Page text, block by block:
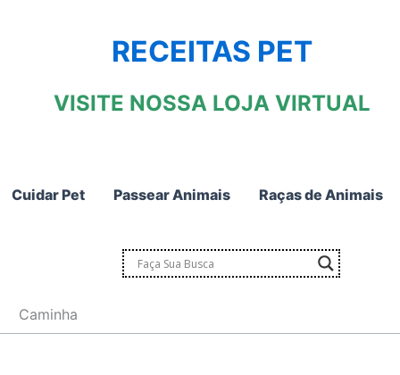
RECEITAS PET
VISITE NOSSA LOJA VIRTUAL
Cuidar Pet Passear Animais Raças de Animais
Caminha